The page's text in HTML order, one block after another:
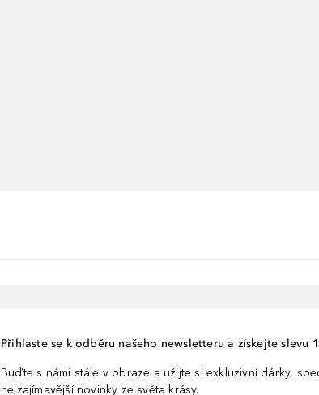
Přihlaste se k odběru našeho newsletteru a získejte slevu
Buďte s námi stále v obraze a užijte si exkluzivní dárky,
nejzajímavější novinky ze světa krásy.